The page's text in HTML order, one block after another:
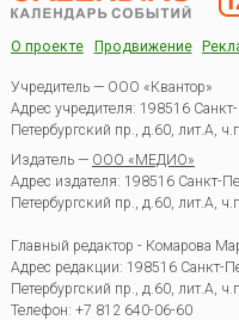
О проекте Продвижение
Учредитель — ООО «Квантор»
Адрес учредителя: 198516
Петербургский пр., д.60, лит.А,
Издатель — ООО «МЕДИО»
Адрес издателя: 198516 Санкт-
Петербургский пр., д.60, лит.А,
Главный редактор - Комарова
Адрес редакции: 198516 Санкт-
Петербургский пр., д.60, лит.А,
Телефон: +7 812 640-06-60